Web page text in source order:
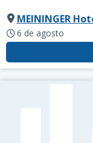
MEININGER
6 de agosto